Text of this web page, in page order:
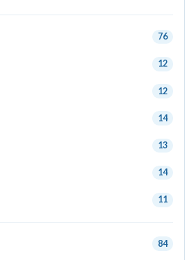
76
12
12
14
13
14
11
84